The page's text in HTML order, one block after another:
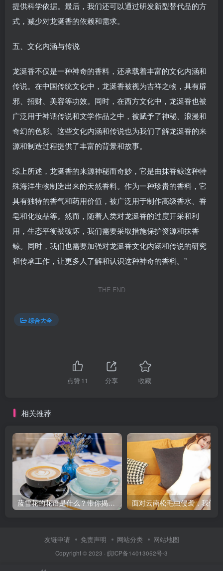
提供科学依据。最后，我们还可以通过研发新型替代品的方
式，减少对龙涎香的依赖和需求。
五、文化内涵与传说
龙涎香不仅是一种神奇的香料，还承载着丰富的文化内涵和
传说。在中国传统文化中，龙涎香被视为吉祥之物，具有辟
邪、招财、美容等功效。同时，在西方文化中，龙涎香也被
广泛用于神话传说和文学作品之中，被赋予了神秘、浪漫和
奇幻的色彩。这些文化内涵和传说也为我们了解龙涎香的来
源和制造过程提供了丰富的背景和故事。
综上所述，龙涎香的来源神秘而奇妙，它是由抹香鲸这种特
殊海洋生物制造出来的天然香料。作为一种珍贵的香料，它
具有独特的香气和药用价值，被广泛用于制作高级香水、香
皂和化妆品等。然而，随着人类对龙涎香的过度开采和利
用，生态平衡被破坏，我们需要采取措施保护资源和抹香
鲸。同时，我们也需要加强对龙涎香文化内涵和传说的研究
和传承工作，让更多人了解和认识这种神奇的香料。”
THE END
综合大全
点赞11 分享 收藏
相关推荐
蓝雪花的花语是什么？带你揭开这个美丽的秘密！
友链申请 免责声明 网站分类 网站地图
Copyright © 2023 · 皖ICP备14013052号-3